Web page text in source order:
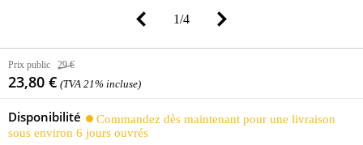
1/4
Prix public 29 €
23,80 € (TVA 21% incluse)
Disponibilité
Commandez dès maintenant pour une livraison
sous environ 6 jours ouvrés